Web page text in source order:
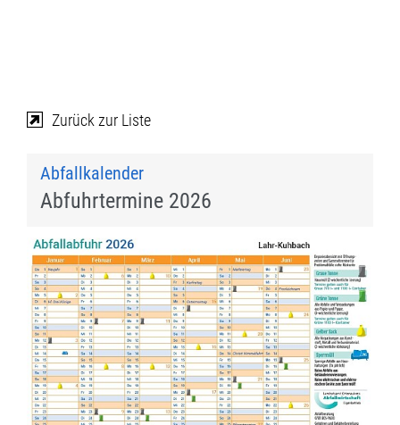
Zurück zur Liste
Abfallkalender
Abfuhrtermine 2026